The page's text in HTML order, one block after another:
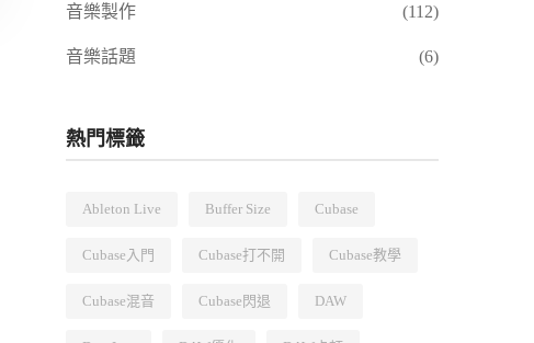
音樂製作 (112)
音樂話題 (6)
熱門標籤
Ableton Live Buffer Size Cubase
Cubase入門 Cubase打不開 Cubase教學
Cubase混音 Cubase閃退 DAW